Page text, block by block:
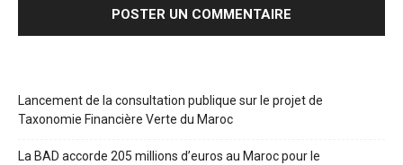
Lancement de la consultation publique sur le projet de
Taxonomie Financière Verte du Maroc
La BAD accorde 205 millions d’euros au Maroc pour le